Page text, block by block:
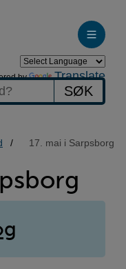
by Translate
SØK
17. mai i Sarpsborg